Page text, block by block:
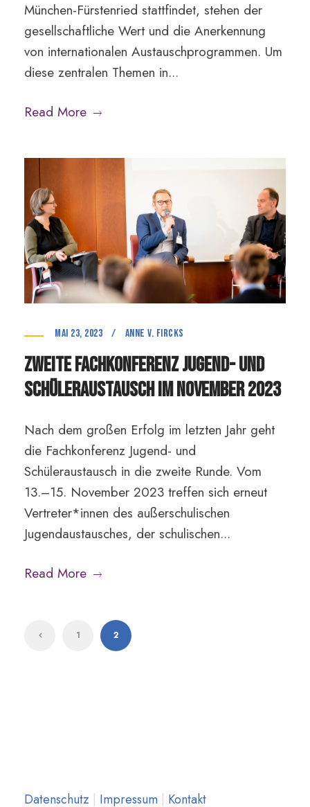
München-Fürstenried stattfindet, stehen der
gesellschaftliche Wert und die Anerkennung
von internationalen Austauschprogrammen. Um
diese zentralen Themen in...
Read More
Mai 23, 2023 / anne v. Fircks
Zweite Fachkonferenz Jugend- und
Schüleraustausch im November 2023
Nach dem großen Erfolg im letzten Jahr geht
die Fachkonferenz Jugend- und
Schüleraustausch in die zweite Runde. Vom
13.–15. November 2023 treffen sich erneut
Vertreter*innen des außerschulischen
Jugendaustausches, der schulischen...
Read More
1 2
Datenschutz Impressum Kontakt